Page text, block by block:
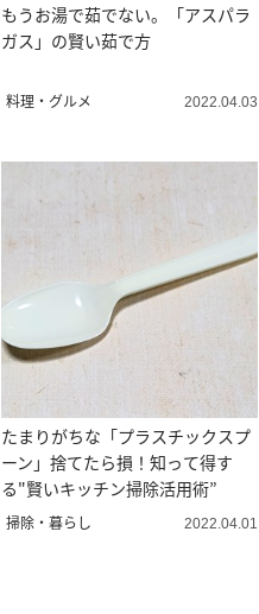
もうお湯で茹でない。「アスパラ
ガス」の賢い茹で方
料理・グルメ 2022.04.03
たまりがちな「プラスチックスプ
ーン」捨てたら損！知って得す
る"賢いキッチン掃除活用術”
掃除・暮らし 2022.04.01